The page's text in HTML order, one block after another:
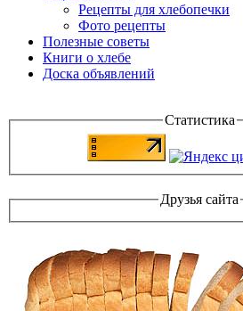
Рецепты для хлебопечки
Фото рецепты
Полезные советы
Книги о хлебе
Доска объявлений
Статистика
Друзья сайта